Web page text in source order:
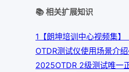
📚 相关扩展知识
1 【朗坤培训中心视频集
OTDR测试仪使用场景介绍
2025OTDR 2级测试唯一